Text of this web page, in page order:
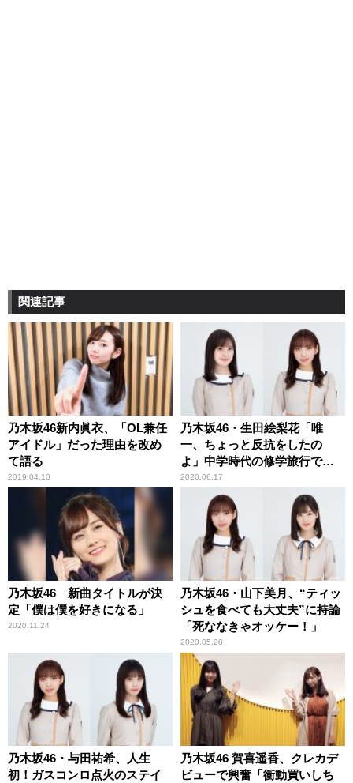
関連記事
乃木坂46新内眞衣、「OL兼任
アイドル」だった理由を改め
て語る
2019.04.10
乃木坂46・生田絵梨花「唯
一、ちょっと反抗をしたの
よ」中学時代の修学旅行で
の“サボり”を告白
2020.06.17
乃木坂46 新曲タイトルが決
定「僕は僕を好きになる」
2020.11.24
乃木坂46・山下美月、“ティッ
シュを食べても大丈夫”に持論
「死ななきゃオッケー！」
2020.05.20
乃木坂46・与田祐希、人生
初！ガスコンロ点火のステイ
乃木坂46 賀喜遥香、クレカデ
ビューで興奮「衝動買いしち